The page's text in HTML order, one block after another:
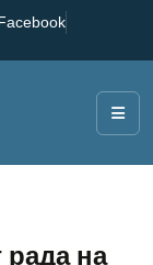
на